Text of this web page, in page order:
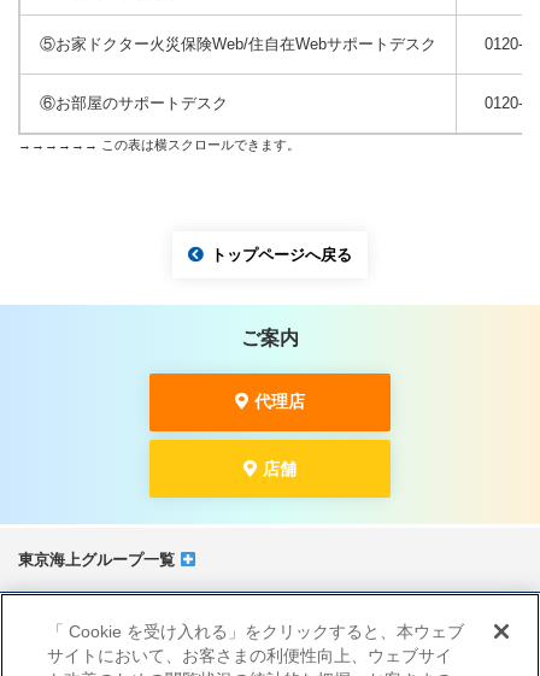
⑤お家ドクター火災保険Web/住自在Webサポートデスク 0120-
⑥お部屋のサポートデスク 0120-
トップページへ戻る
ご案内
代理店
店舗
東京海上グループ一覧
サイトマップ
当サイトのご利用にあたって
勧誘方針
「 Cookie を受け入れる」をクリックすると、本ウェブ
サイトにおいて、お客さまの利便性向上、ウェブサイ